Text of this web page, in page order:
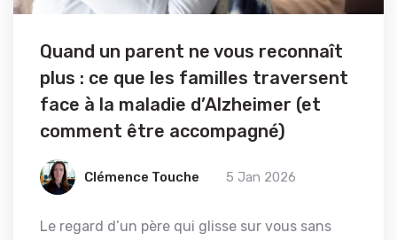
Quand un parent ne vous reconnaît
plus : ce que les familles traversent
face à la maladie d’Alzheimer (et
comment être accompagné)
Clémence Touche 5 Jan 2026
Le regard d’un père qui glisse sur vous sans